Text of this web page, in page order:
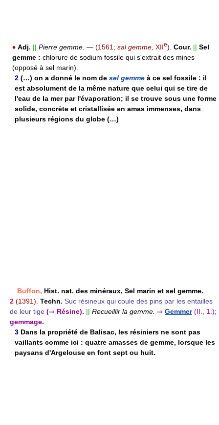
♦ Adj. || Pierre gemme. — (1561; sal gemme, XIIe). Cour. || Sel
gemme : chlorure de sodium fossile qui s'extrait des mines
(opposé à sel marin).
2 (…) on a donné le nom de sel gemme à ce sel fossile : il
est absolument de la même nature que celui qui se tire de
l'eau de la mer par l'évaporation; il se trouve sous une forme
solide, concrète et cristallisée en amas immenses, dans
plusieurs régions du globe (…)
Buffon, Hist. nat. des minéraux, Sel marin et sel gemme.
2 (1391). Techn. Suc résineux qui coule des pins par les entailles
de leur tige (⇒ Résine). || Recueillir la gemme. ⇒ Gemmer (II., 1.);
gemmage.
3 Dans la propriété de Balisac, les résiniers ne sont pas
vaillants comme ici : quatre amasses de gemme, lorsque les
paysans d'Argelouse en font sept ou huit.